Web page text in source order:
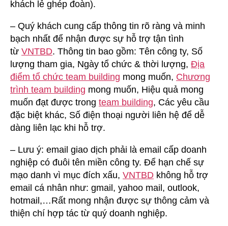
khách lẻ ghép đoàn).
– Quý khách cung cấp thông tin rõ ràng và minh
bạch nhất để nhận được sự hỗ trợ tận tình
từ VNTBD. Thông tin bao gồm: Tên công ty, Số
lượng tham gia, Ngày tổ chức & thời lượng, Địa
điểm tổ chức team building mong muốn, Chương
trình team building mong muốn, Hiệu quả mong
muốn đạt được trong team building, Các yêu cầu
đặc biệt khác, Số điện thoại người liên hệ để dễ
dàng liên lạc khi hỗ trợ.
– Lưu ý: email giao dịch phải là email cấp doanh
nghiệp có đuôi tên miền công ty. Để hạn chế sự
mạo danh vì mục đích xấu, VNTBD không hỗ trợ
email cá nhân như: gmail, yahoo mail, outlook,
hotmail,…Rất mong nhận được sự thông cảm và
thiện chí hợp tác từ quý doanh nghiệp.